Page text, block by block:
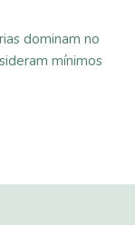
dominam no
mínimos